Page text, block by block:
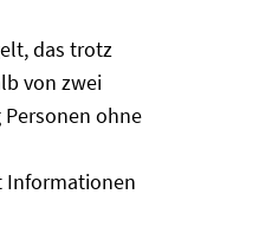
das trotz
von zwei
ohne
Informationen